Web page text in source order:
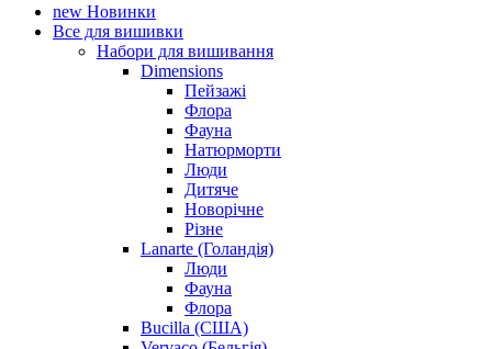
new Новинки
Все для вишивки
Набори для вишивання
Dimensions
Пейзажі
Флора
Фауна
Натюрморти
Люди
Дитяче
Новорічне
Різне
Lanarte (Голандія)
Люди
Фауна
Флора
Bucilla (США)